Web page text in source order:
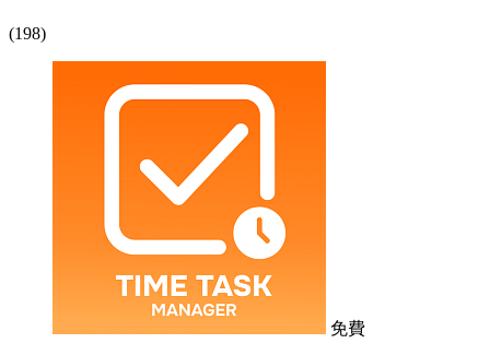
(198)
免費